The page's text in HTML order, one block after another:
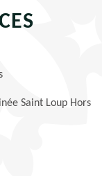
Saint Loup Hors